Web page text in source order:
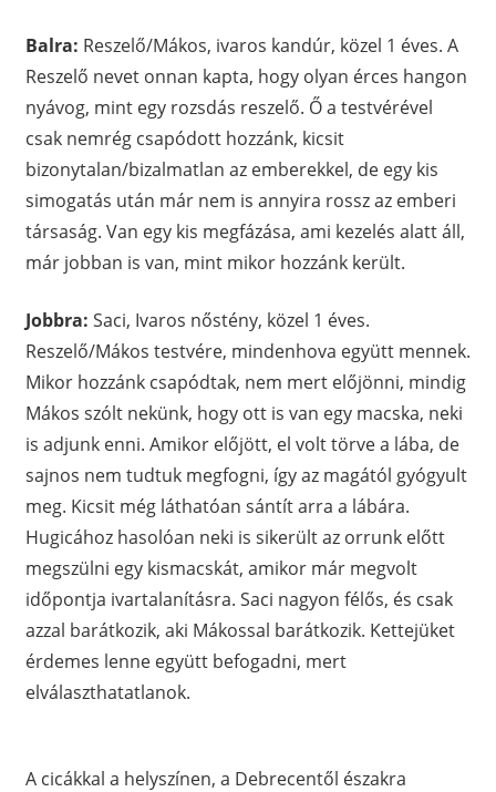
Balra: Reszelő/Mákos, ivaros kandúr, közel 1 éves. A
Reszelő nevet onnan kapta, hogy olyan érces hangon
nyávog, mint egy rozsdás reszelő. Ő a testvérével
csak nemrég csapódott hozzánk, kicsit
bizonytalan/bizalmatlan az emberekkel, de egy kis
simogatás után már nem is annyira rossz az emberi
társaság. Van egy kis megfázása, ami kezelés alatt áll,
már jobban is van, mint mikor hozzánk került.
Jobbra: Saci, Ivaros nőstény, közel 1 éves.
Reszelő/Mákos testvére, mindenhova együtt mennek.
Mikor hozzánk csapódtak, nem mert előjönni, mindig
Mákos szólt nekünk, hogy ott is van egy macska, neki
is adjunk enni. Amikor előjött, el volt törve a lába, de
sajnos nem tudtuk megfogni, így az magától gyógyult
meg. Kicsit még láthatóan sántít arra a lábára.
Hugicához hasolóan neki is sikerült az orrunk előtt
megszülni egy kismacskát, amikor már megvolt
időpontja ivartalanításra. Saci nagyon félős, és csak
azzal barátkozik, aki Mákossal barátkozik. Kettejüket
érdemes lenne együtt befogadni, mert
elválaszthatatlanok.
A cicákkal a helyszínen, a Debrecentől északra